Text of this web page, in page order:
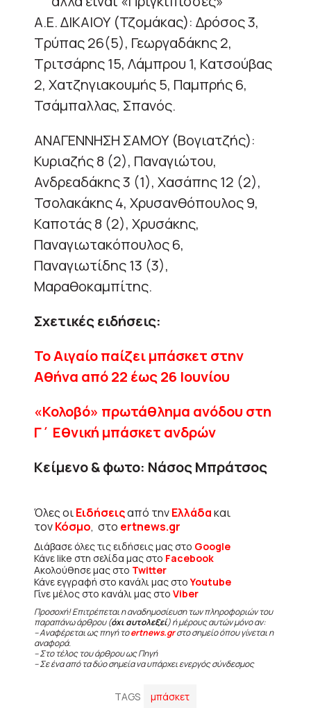
Α.Ε. ΔΙΚΑΙΟΥ (Τζομάκας): Δρόσος 3,
Τρύπας 26(5), Γεωργαδάκης 2,
Τριτσάρης 15, Λάμπρου 1, Κατσούβας
2, Χατζηγιακουμής 5, Παμπρής 6,
Τσάμπαλλας, Σπανός.
ΑΝΑΓΕΝΝΗΣΗ ΣΑΜΟΥ (Βογιατζής):
Κυριαζής 8 (2), Παναγιώτου,
Ανδρεαδάκης 3 (1), Χασάπης 12 (2),
Τσολακάκης 4, Χρυσανθόπουλος 9,
Καποτάς 8 (2), Χρυσάκης,
Παναγιωτακόπουλος 6,
Παναγιωτίδης 13 (3),
Μαραθοκαμπίτης.
Σχετικές ειδήσεις:
Το Αιγαίο παίζει μπάσκετ στην
Αθήνα από 22 έως 26 Ιουνίου
«Κολοβό» πρωτάθλημα ανόδου στη
Γ΄ Εθνική μπάσκετ ανδρών
Κείμενο & φωτο: Νάσος Μπράτσος
Όλες οιΕιδήσειςαπό τηνΕλλάδακαι
τονΚόσμο, στο ertnews.gr
Διάβασε όλες τις ειδήσεις μας στο Google
Κάνε like στη σελίδα μας στο Facebook
Ακολούθησε μας στο Twitter
Κάνε εγγραφή στο κανάλι μας στοYoutube
Γίνε μέλος στο κανάλι μας στο Viber
Προσοχή! Επιτρέπεται η αναδημοσίευση των πληροφοριών του
παραπάνω άρθρου (όχι αυτολεξεί) ή μέρους αυτών μόνο αν:
– Αναφέρεται ως πηγή τοertnews.grστο σημείο όπου γίνεται η
αναφορά.
– Στο τέλος του άρθρου ως Πηγή
– Σε ένα από τα δύο σημεία να υπάρχει ενεργός σύνδεσμος
TAGS μπάσκετ